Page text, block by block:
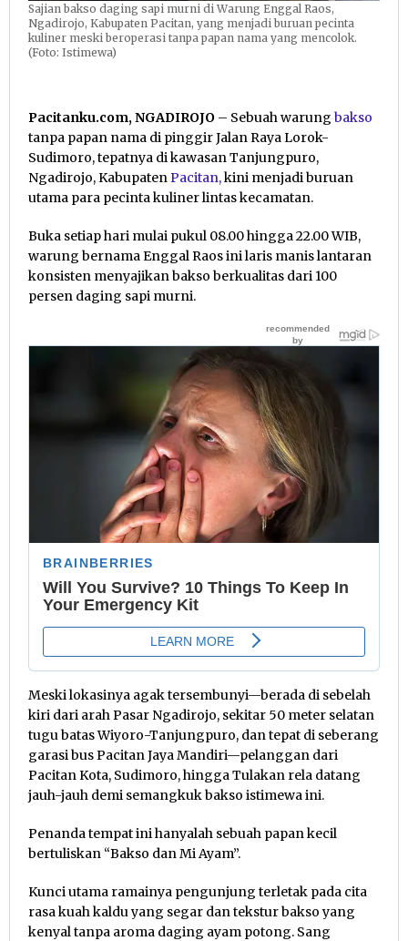
Sajian bakso daging sapi murni di Warung Enggal Raos,
Ngadirojo, Kabupaten Pacitan, yang menjadi buruan pecinta
kuliner meski beroperasi tanpa papan nama yang mencolok.
(Foto: Istimewa)
Pacitanku.com, NGADIROJO – Sebuah warung bakso
tanpa papan nama di pinggir Jalan Raya Lorok-
Sudimoro, tepatnya di kawasan Tanjungpuro,
Ngadirojo, KabupatenPacitan,kini menjadi buruan
utama para pecinta kuliner lintas kecamatan.
Buka setiap hari mulai pukul 08.00 hingga 22.00 WIB,
warung bernama Enggal Raos ini laris manis lantaran
konsisten menyajikan bakso berkualitas dari 100
persen daging sapi murni.
Meski lokasinya agak tersembunyi—berada di sebelah
kiri dari arah Pasar Ngadirojo, sekitar 50 meter selatan
tugu batas Wiyoro-Tanjungpuro, dan tepat di seberang
garasi bus Pacitan Jaya Mandiri—pelanggan dari
Pacitan Kota, Sudimoro, hingga Tulakan rela datang
jauh-jauh demi semangkuk bakso istimewa ini.
Penanda tempat ini hanyalah sebuah papan kecil
bertuliskan “Bakso dan Mi Ayam”.
Kunci utama ramainya pengunjung terletak pada cita
rasa kuah kaldu yang segar dan tekstur bakso yang
kenyal tanpa aroma daging ayam potong. Sang